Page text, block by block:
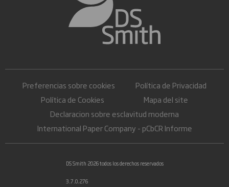
Preferencias sobre cookies
Política de Privacidad
Política de Cookies
Mapa del site
Declaracion sobre esclavitud moderna
International Paper Company - pCbCR Informe
DS Smith 2026 todos los derechos reservados
3.7.0.276